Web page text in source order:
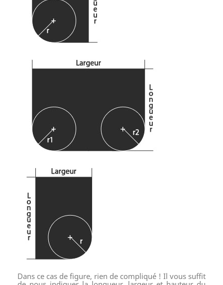
Dans ce cas de figure, rien de compliqué ! Il vous suffit